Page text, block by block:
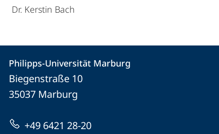
Dr. Kerstin Bach
Kontakt
und
Informationen
zur
Kontaktinformationen
Philipps-
Universität
Marburg
Philipps-Universität Marburg
Biegenstraße 10
35037 Marburg
+49 6421 28-20